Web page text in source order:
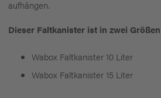
aufhängen.
Dieser Faltkanister ist in zwei
Wabox Faltkanister 10 Liter
Wabox Faltkanister 15 Liter